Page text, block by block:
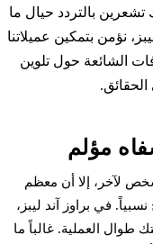
تشعرين بالتردد حيال ما
نؤمن بتمكين عميلاتنا
الشائعة حول تلوين
لآخر، إلا أن معظم
نسبياً. في براوز آند ليبز،
العملية. غالباً ما